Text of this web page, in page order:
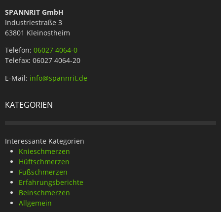
SPANNRIT GmbH
Industriestraße 3
63801 Kleinostheim
Telefon: 06027 4064-0
Telefax: 06027 4064-20
E-Mail: info@spannrit.de
KATEGORIEN
Interessante Kategorien
Knieschmerzen
Hüftschmerzen
Fußschmerzen
Erfahrungsberichte
Beinschmerzen
Allgemein